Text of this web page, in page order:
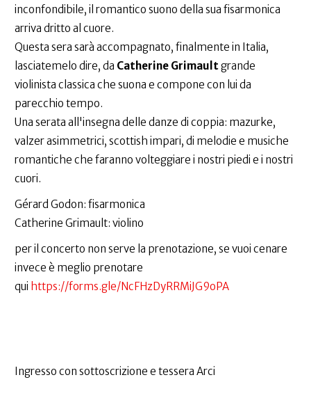
inconfondibile, il romantico suono della sua fisarmonica
arriva dritto al cuore.
Questa sera sarà accompagnato, finalmente in Italia,
lasciatemelo dire, da Catherine Grimaultgrande
violinista classica che suona e compone con lui da
parecchio tempo.
Una serata all'insegna delle danze di coppia: mazurke,
valzer asimmetrici, scottish impari, di melodie e musiche
romantiche che faranno volteggiare i nostri piedi e i nostri
cuori.
Gérard Godon: fisarmonica
Catherine Grimault: violino
per il concerto non serve la prenotazione, se vuoi cenare
invece è meglio prenotare
qui https://forms.gle/NcFHzDyRRMiJG9oPA
Ingresso con sottoscrizione e tessera Arci